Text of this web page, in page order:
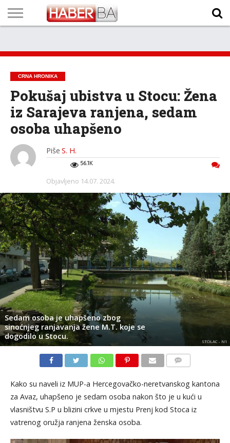
TECH
PROGRAM
PROGNOZA
PUTEVIMA
LISTA
NAMA
CRNA HRONIKA
Pokušaj ubistva u Stocu: Žena
iz Sarajeva ranjena, sedam
osoba uhapšeno
Piše S. H.
56.1K
Objavljeno 14.07. 2024.
Sedam osoba je uhapšeno zbog
sinoćnjeg ranjavanja žene M.T. koje se
dogodilo u Stocu.
STOLAC - N1
Kako su naveli iz MUP-a Hercegovačko-neretvanskog kantona
za Avaz, uhapšeno je sedam osoba nakon što je u kući u
vlasništvu S.P u blizini crkve u mjestu Prenj kod Stoca iz
vatrenog oružja ranjena ženska osoba.